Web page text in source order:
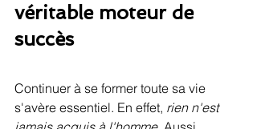
véritable moteur de
succès
Continuer à se former toute sa vie
s'avère essentiel. En effet, rien n'est